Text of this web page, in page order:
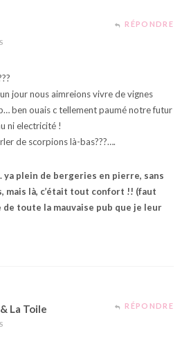
RÉPONDRE
jour nous aimreions vivre de vignes
ben ouais c tellement paumé notre futur
ni electricité !
de scorpions là-bas???….
ya plein de bergeries en pierre, sans
mais là, c’était tout confort !! (faut
toute la mauvaise pub que je leur
La Toile RÉPONDRE